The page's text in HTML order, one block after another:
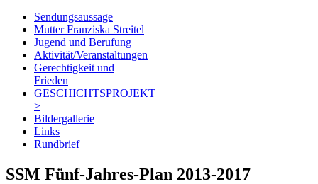
Sendungsaussage
Mutter Franziska Streitel
Jugend und Berufung
Aktivität/Veranstaltungen
Gerechtigkeit und
Frieden
GESCHICHTSPROJEKT
>
Bildergallerie
Links
Rundbrief
SSM Fünf-Jahres-Plan 2013-2017